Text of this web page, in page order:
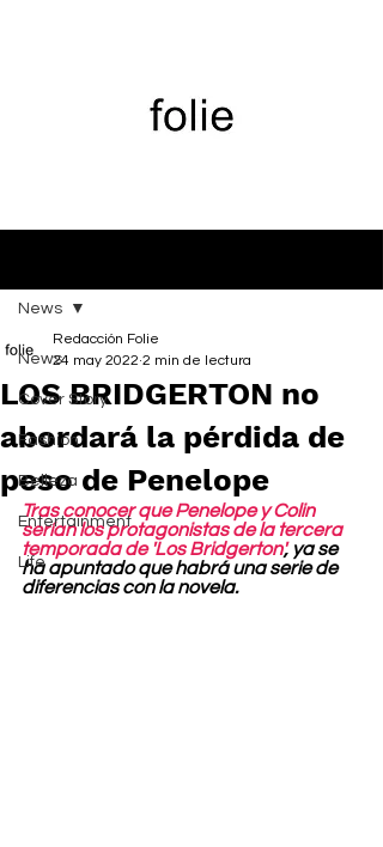
News
Cover Story
Fashion
Belleza
Entertainment
Life
News
LOS BRIDGERTON no
abordará la pérdida de
peso de Penelope
Redacción Folie
24 may 2022 2 min de lectura
Tras conocer que Penelope y Colin
serían los protagonistas de la tercera
temporada de 'Los Bridgerton', ya se
ha apuntado que habrá una serie de
diferencias con la novela.